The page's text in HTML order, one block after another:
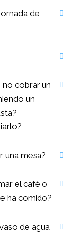
de
no cobrar un
un
una mesa?
el café o
ha comido?
de agua